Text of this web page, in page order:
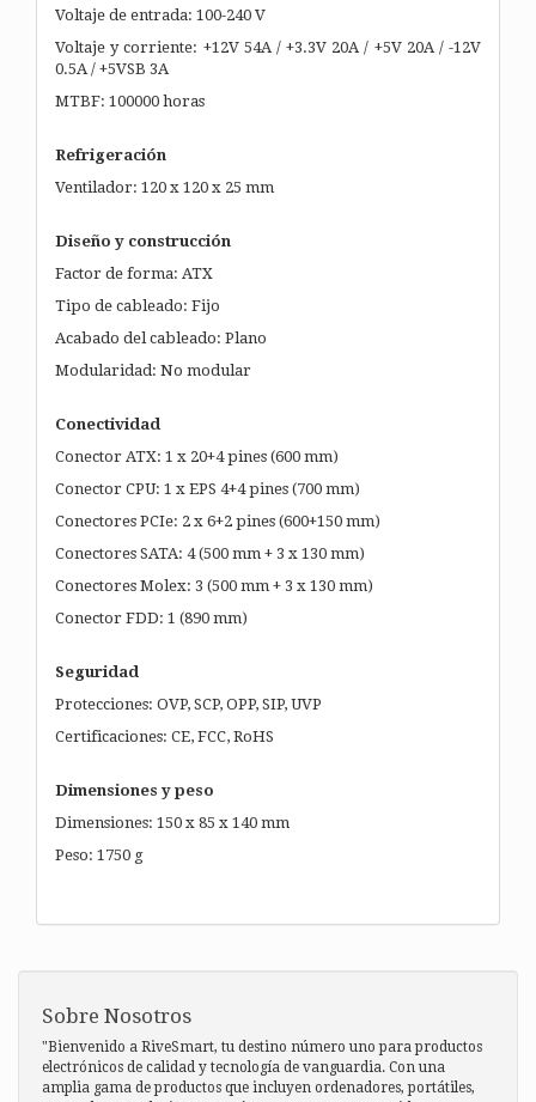
Voltaje de entrada: 100-240 V
Voltaje y corriente: +12V 54A / +3.3V 20A / +5V 20A / -12V
0.5A / +5VSB 3A
MTBF: 100000 horas
Refrigeración
Ventilador: 120 x 120 x 25 mm
Diseño y construcción
Factor de forma: ATX
Tipo de cableado: Fijo
Acabado del cableado: Plano
Modularidad: No modular
Conectividad
Conector ATX: 1 x 20+4 pines (600 mm)
Conector CPU: 1 x EPS 4+4 pines (700 mm)
Conectores PCIe: 2 x 6+2 pines (600+150 mm)
Conectores SATA: 4 (500 mm + 3 x 130 mm)
Conectores Molex: 3 (500 mm + 3 x 130 mm)
Conector FDD: 1 (890 mm)
Seguridad
Protecciones: OVP, SCP, OPP, SIP, UVP
Certificaciones: CE, FCC, RoHS
Dimensiones y peso
Dimensiones: 150 x 85 x 140 mm
Peso: 1750 g
Sobre Nosotros
"Bienvenido a RiveSmart, tu destino número uno para productos
electrónicos de calidad y tecnología de vanguardia. Con una
amplia gama de productos que incluyen ordenadores, portátiles,